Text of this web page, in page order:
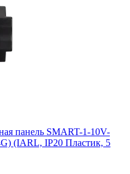
панель SMART-1-10V-
(IARL, IP20 Пластик, 5